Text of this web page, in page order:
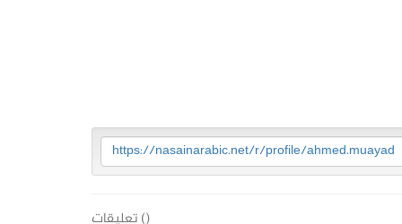
https://nasainarabic.net/r/profile/ahmed.muayad
() تعليقات